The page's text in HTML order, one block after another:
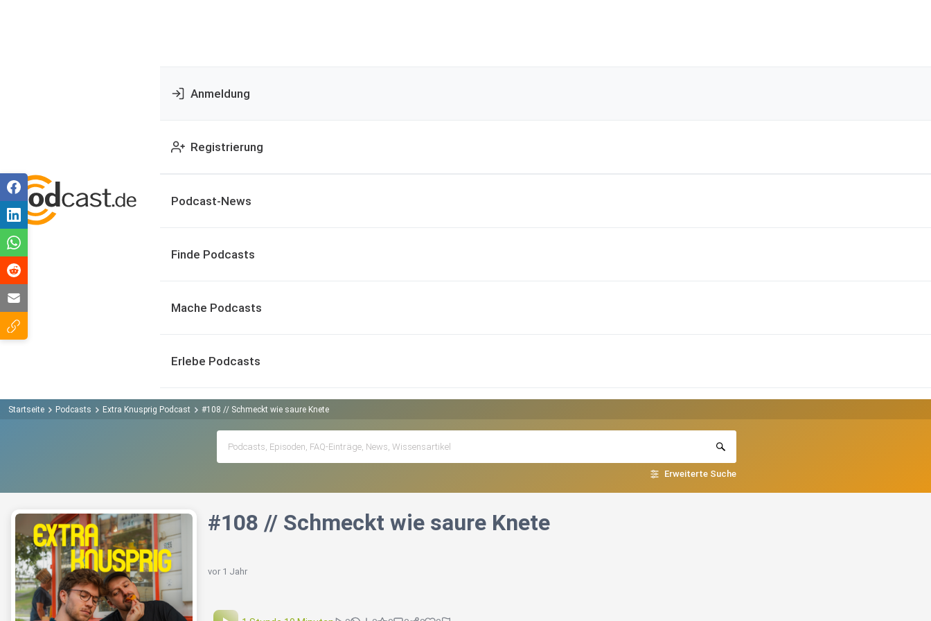
Anmeldung
Registrierung
Podcast-News
Finde Podcasts
Mache Podcasts
Erlebe Podcasts
Startseite Podcasts Extra Knusprig Podcast #108 // Schmeckt wie saure Knete
Erweiterte Suche
#108 // Schmeckt wie saure Knete
vor 1 Jahr